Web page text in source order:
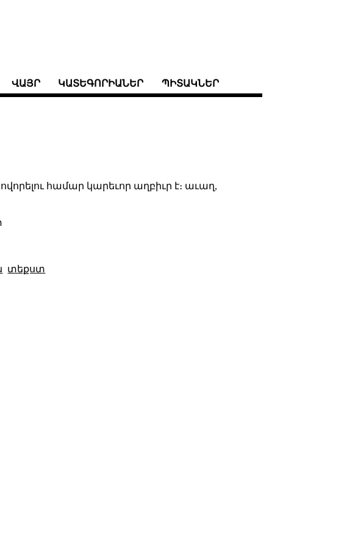
ՎԱՅՐ ԿԱՏԵԳՈՐԻԱՆԵՐ ՊԻՏԱԿՆԵՐ
համար կարեւոր աղբիւր է։ աւաղ,
տեքստ